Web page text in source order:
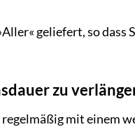
geliefert, so dass
zu
mit einem